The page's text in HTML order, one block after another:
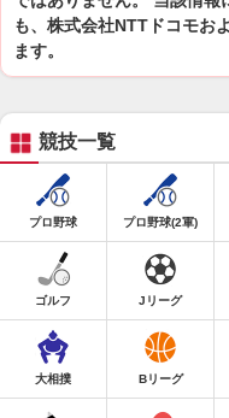
も、株式会社NTTドコモお
ます。
競技一覧
プロ野球 プロ野球(2軍)
ゴルフ Jリーグ
大相撲 Bリーグ